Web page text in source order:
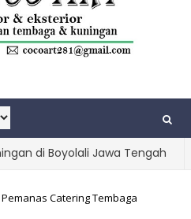
Jawa Tengah GUCI
Pemanas Catering Tembaga